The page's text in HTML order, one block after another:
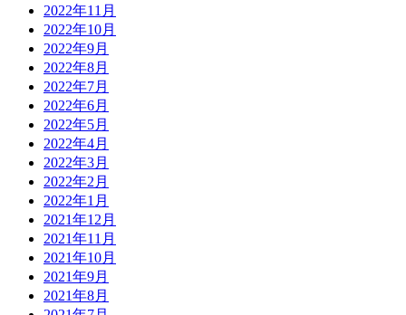
2022年11月
2022年10月
2022年9月
2022年8月
2022年7月
2022年6月
2022年5月
2022年4月
2022年3月
2022年2月
2022年1月
2021年12月
2021年11月
2021年10月
2021年9月
2021年8月